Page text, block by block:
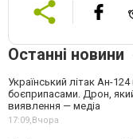
Останні новини
Український літак Ан-
боєприпасами. Дрон,
виявлення — медіа
17:09,Вчора